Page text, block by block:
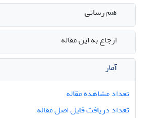
هم رسانی
ارجاع به این مقاله
آمار
تعداد مشاهده مقاله
تعداد دریافت فایل اصل مقاله